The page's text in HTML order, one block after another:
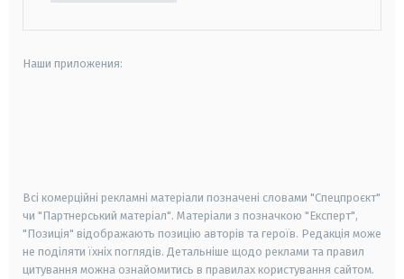
Наши приложения:
Всі комерційні рекламні матеріали позначені словами "Спецпроєкт"
чи "Партнерський матеріал". Матеріали з позначкою "Експерт",
"Позиція" відображають позицію авторів та героїв. Редакція може
не поділяти їхніх поглядів. Детальніше щодо реклами та правил
цитування можна ознайомитись в правилах користування сайтом.